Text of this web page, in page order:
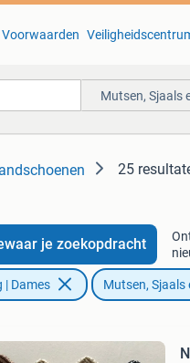
Voorwaarden
Mutsen, Sjaals
25
je zoekopdracht
| Dames Mutsen, Sjaals